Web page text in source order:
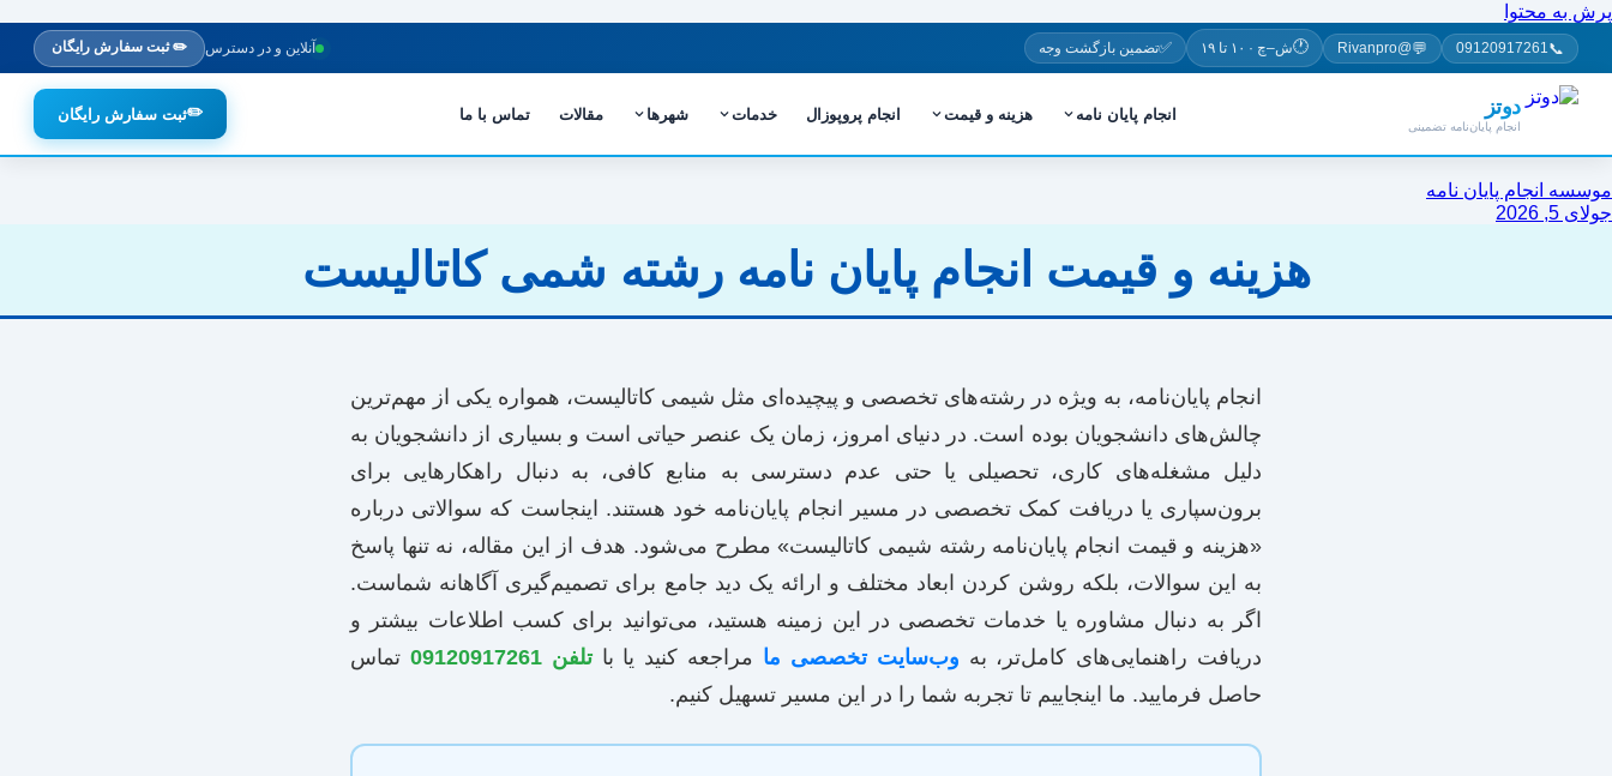
پرش به محتوا
📞
09120917261
💬
@Rivanpro
🕐ش–چ · ۱۰ تا ۱۹ ✅تضمین بازگشت وجه آنلاین و در دسترس ✏️ ثبت سفارش رایگان
دوتز
انجام پایان‌نامه تضمینی
انجام پایان نامه هزینه و قیمت انجام پروپوزال خدمات شهرها مقالات تماس با ما ✏️ثبت سفارش رایگان
موسسه انجام پایان نامه
جولای 5, 2026
هزینه و قیمت انجام پایان نامه رشته شمی کاتالیست
انجام پایان‌نامه، به ویژه در رشته‌های تخصصی و پیچیده‌ای مثل شیمی کاتالیست، همواره یکی از مهم‌ترین
چالش‌های دانشجویان بوده است. در دنیای امروز، زمان یک عنصر حیاتی است و بسیاری از دانشجویان به
دلیل مشغله‌های کاری، تحصیلی یا حتی عدم دسترسی به منابع کافی، به دنبال راهکارهایی برای
برون‌سپاری یا دریافت کمک تخصصی در مسیر انجام پایان‌نامه خود هستند. اینجاست که سوالاتی درباره
«هزینه و قیمت انجام پایان‌نامه رشته شیمی کاتالیست» مطرح می‌شود. هدف از این مقاله، نه تنها پاسخ
به این سوالات، بلکه روشن کردن ابعاد مختلف و ارائه یک دید جامع برای تصمیم‌گیری آگاهانه شماست.
اگر به دنبال مشاوره یا خدمات تخصصی در این زمینه هستید، می‌توانید برای کسب اطلاعات بیشتر و
دریافت راهنمایی‌های کامل‌تر، به وب‌سایت تخصصی ما مراجعه کنید یا باتلفن 09120917261
تماس
حاصل فرمایید. ما اینجاییم تا تجربه شما را در این مسیر تسهیل کنیم.